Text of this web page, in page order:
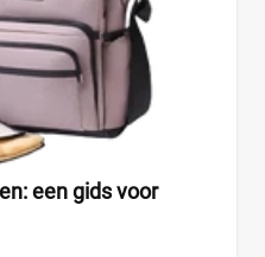
een gids voor